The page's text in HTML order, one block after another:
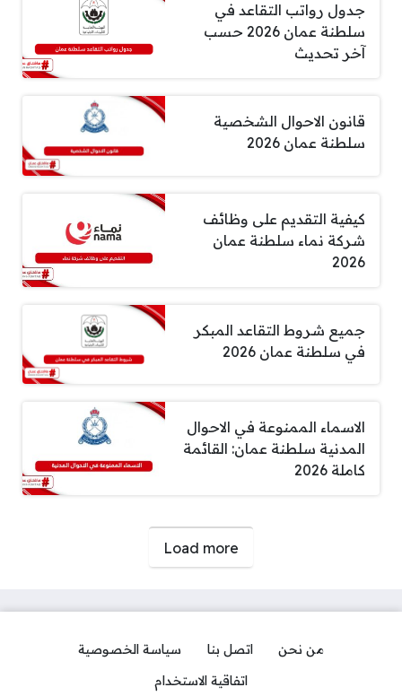
جدول رواتب التقاعد في
سلطنة عمان 2026 حسب
آخر تحديث
قانون الاحوال الشخصية
سلطنة عمان 2026
كيفية التقديم على وظائف
شركة نماء سلطنة عمان
2026
جميع شروط التقاعد المبكر
في سلطنة عمان 2026
الاسماء الممنوعة في الاحوال
المدنية سلطنة عمان: القائمة
كاملة 2026
Load more
من نحن اتصل بنا
سياسة الخصوصية
اتفاقية الاستخدام